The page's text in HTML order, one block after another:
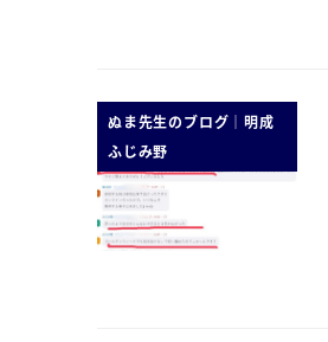
ぬま先生のブログ｜明成
ふじみ野